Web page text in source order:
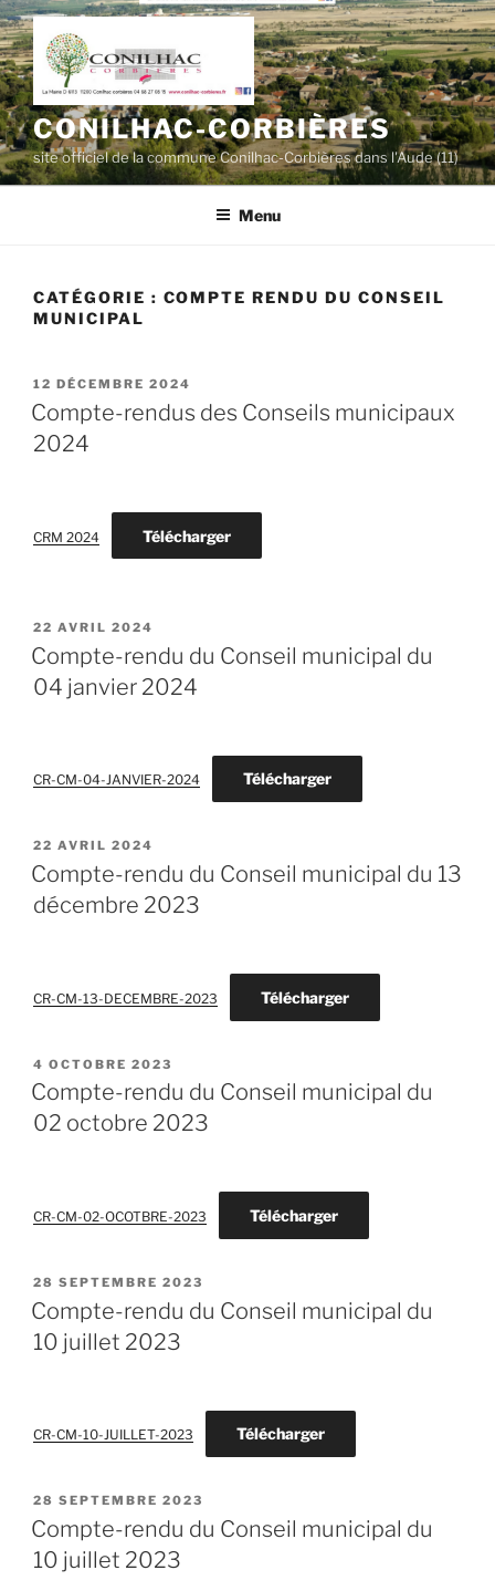
Aller
au
contenu
principal
CONILHAC-CORBIÈRES
site officiel de la commune Conilhac-Corbières dans l'Aude (11)
Menu
CATÉGORIE : COMPTE RENDU DU CONSEIL
MUNICIPAL
PUBLIÉ
LE
12 DÉCEMBRE 2024
Compte-rendus des Conseils municipaux
2024
CRM 2024 Télécharger
PUBLIÉ
LE
22 AVRIL 2024
Compte-rendu du Conseil municipal du
04 janvier 2024
CR-CM-04-JANVIER-2024 Télécharger
PUBLIÉ
LE
22 AVRIL 2024
Compte-rendu du Conseil municipal du 13
décembre 2023
CR-CM-13-DECEMBRE-2023 Télécharger
PUBLIÉ
LE
4 OCTOBRE 2023
Compte-rendu du Conseil municipal du
02 octobre 2023
CR-CM-02-OCOTBRE-2023 Télécharger
PUBLIÉ
LE
28 SEPTEMBRE 2023
Compte-rendu du Conseil municipal du
10 juillet 2023
CR-CM-10-JUILLET-2023 Télécharger
PUBLIÉ
LE
28 SEPTEMBRE 2023
Compte-rendu du Conseil municipal du
10 juillet 2023